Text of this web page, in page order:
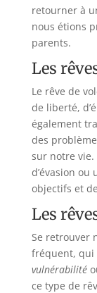
retourner à
nous étions
parents.
Les
Le rêve de
de liberté,
également
des
sur notre vie.
d’évasion ou
objectifs et
Les
Se retrouver
fréquent, qui
vulnérabilité
ce type de